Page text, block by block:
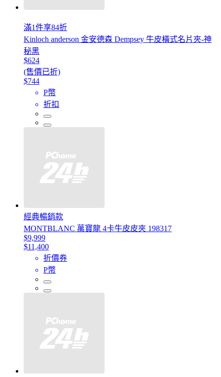
滿1件享84折
Kinloch anderson 金安德森 Dempsey 牛皮橫式名片夾-神
秘黑
$624
(售價已折)
$744
P幣
折扣
經典暢銷款
MONTBLANC 萬寶龍 4卡牛皮皮夾 198317
$9,999
$11,400
折價券
P幣